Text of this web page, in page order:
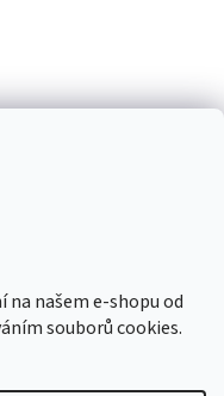
našem e-shopu od
souborů cookies.